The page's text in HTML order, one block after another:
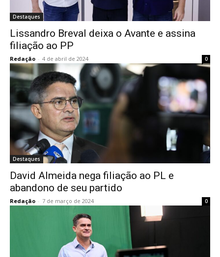
Destaques
Lissandro Breval deixa o Avante e assina
filiação ao PP
Redação - 4 de abril de 2024 0
Destaques
David Almeida nega filiação ao PL e
abandono de seu partido
Redação - 7 de março de 2024 0